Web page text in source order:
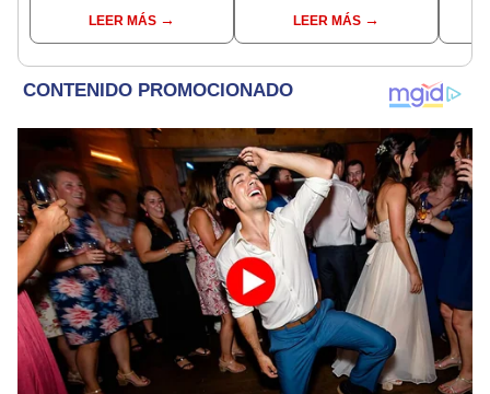
sujeto que conoció en
Roblox: PNP busca al
LEER MÁS
pymes serían los más
beneficiados
LEER MÁS